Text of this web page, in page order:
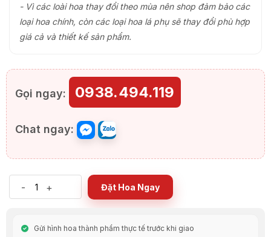
- Vì các loài hoa thay đổi theo mùa nên shop đảm bảo các
loại hoa chính, còn các loại hoa lá phụ sẽ thay đổi phù hợp
giá cả và thiết kế sản phẩm.
Gọi ngay: 0938.494.119
Chat ngay:
- + Đặt Hoa Ngay
Gửi hình hoa thành phẩm thực tế trước khi giao